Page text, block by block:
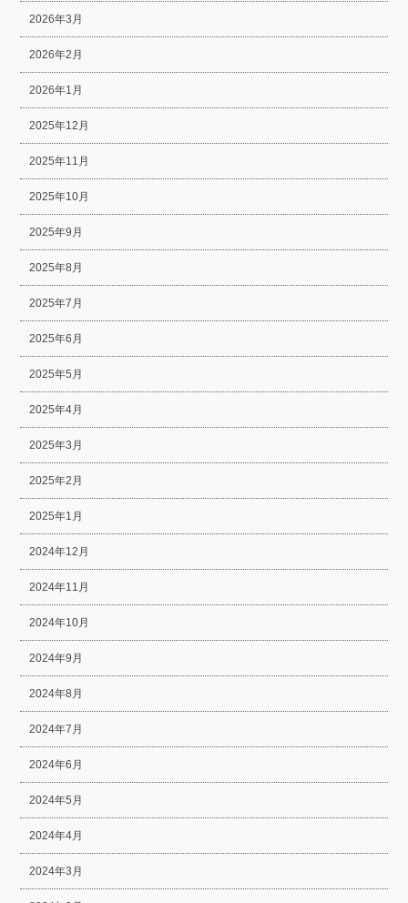
2026年3月
2026年2月
2026年1月
2025年12月
2025年11月
2025年10月
2025年9月
2025年8月
2025年7月
2025年6月
2025年5月
2025年4月
2025年3月
2025年2月
2025年1月
2024年12月
2024年11月
2024年10月
2024年9月
2024年8月
2024年7月
2024年6月
2024年5月
2024年4月
2024年3月